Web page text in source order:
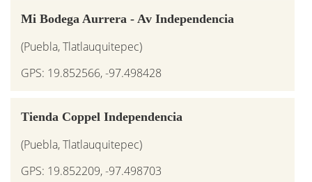
Mi Bodega Aurrera - Av Independencia
(Puebla, Tlatlauquitepec)
GPS: 19.852566, -97.498428
Tienda Coppel Independencia
(Puebla, Tlatlauquitepec)
GPS: 19.852209, -97.498703